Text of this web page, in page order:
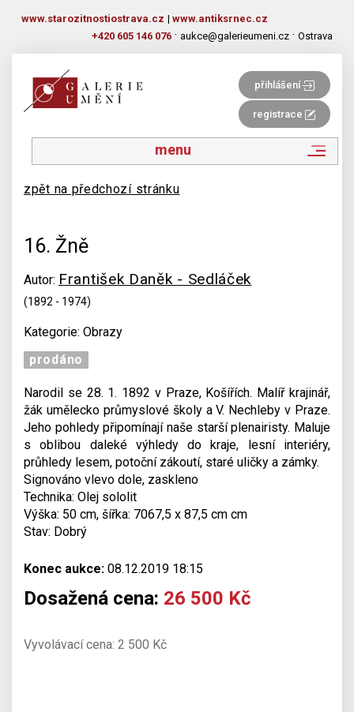
www.starozitnostiostrava.cz | www.antiksrnec.cz
+420 605 146 076 · aukce@galerieumeni.cz · Ostrava
přihlášení
registrace
menu
zpět na předchozí stránku
16. Žně
Autor: František Daněk - Sedláček
(1892 - 1974)
Kategorie: Obrazy
prodáno
Narodil se 28. 1. 1892 v Praze, Košířích. Malíř krajinář,
žák umělecko průmyslové školy a V. Nechleby v Praze.
Jeho pohledy připomínají naše starší plenairisty. Maluje
s oblibou daleké výhledy do kraje, lesní interiéry,
průhledy lesem, potoční zákoutí, staré uličky a zámky.
Signováno vlevo dole, zaskleno
Technika: Olej sololit
Výška: 50 cm, šířka: 7067,5 x 87,5 cm cm
Stav: Dobrý
Konec aukce: 08.12.2019 18:15
Dosažená cena: 26 500 Kč
Vyvolávací cena: 2 500 Kč